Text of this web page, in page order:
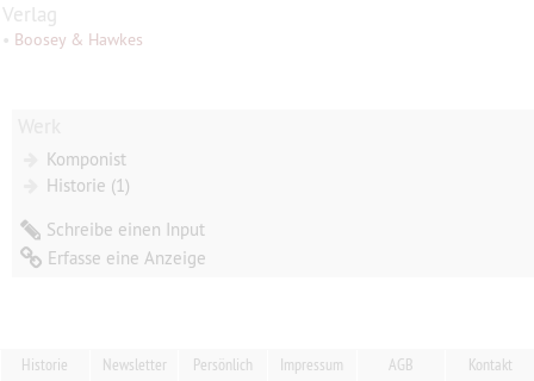
Verlag
• Boosey & Hawkes
Komponist
Historie (1)
Schreibe einen Input
Erfasse eine Anzeige
Historie Newsletter Persönlich Impressum AGB Kontakt